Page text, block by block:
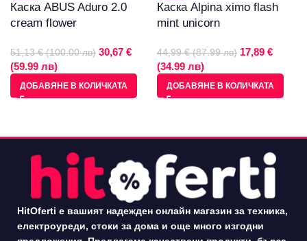
Каска ABUS Aduro 2.0
cream flower
51,13 € (100.00 лв) 30,67 €
(59.99 лв)
ДОБАВЯНЕ В КОЛИЧКАТА
Каска Alpina ximo flash
mint unicorn
44,99 € (87.99 лв) 17,89 €
(34.99 лв)
ДОБАВЯНЕ В КОЛИЧКАТА
HitOferti е вашият надежден онлайн магазин за техника,
електроуреди, стоки за дома и още много изгодни